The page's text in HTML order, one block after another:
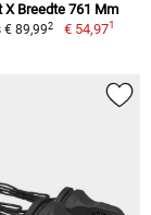
X Breedte 761 Mm
€ 89,992 € 54,971